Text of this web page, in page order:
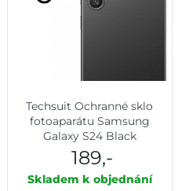
Techsuit Ochranné sklo
fotoaparátu Samsung
Galaxy S24 Black
189,-
Skladem k objednání